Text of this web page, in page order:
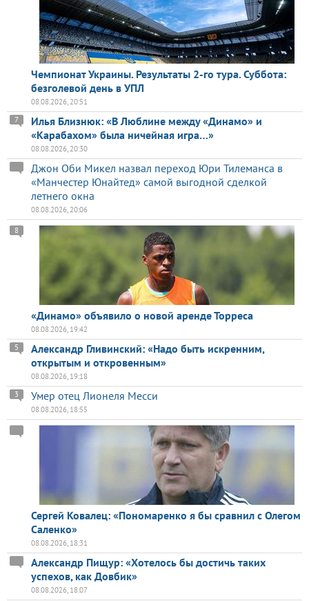
Чемпионат Украины. Результаты 2-го тура. Суббота:
безголевой день в УПЛ
08.08.2026, 20:51
Илья Близнюк: «В Люблине между «Динамо» и
«Карабахом» была ничейная игра…»
7
08.08.2026, 20:30
Джон Оби Микел назвал переход Юри Тилеманса в
«Манчестер Юнайтед» самой выгодной сделкой
летнего окна
08.08.2026, 20:06
«Динамо» объявило о новой аренде Торреса
8
08.08.2026, 19:42
Александр Гливинский: «Надо быть искренним,
открытым и откровенным»
5
08.08.2026, 19:18
Умер отец Лионеля Месси
3
08.08.2026, 18:55
Сергей Ковалец: «Пономаренко я бы сравнил с Олегом
Саленко»
08.08.2026, 18:31
Александр Пищур: «Хотелось бы достичь таких
успехов, как Довбик»
08.08.2026, 18:07